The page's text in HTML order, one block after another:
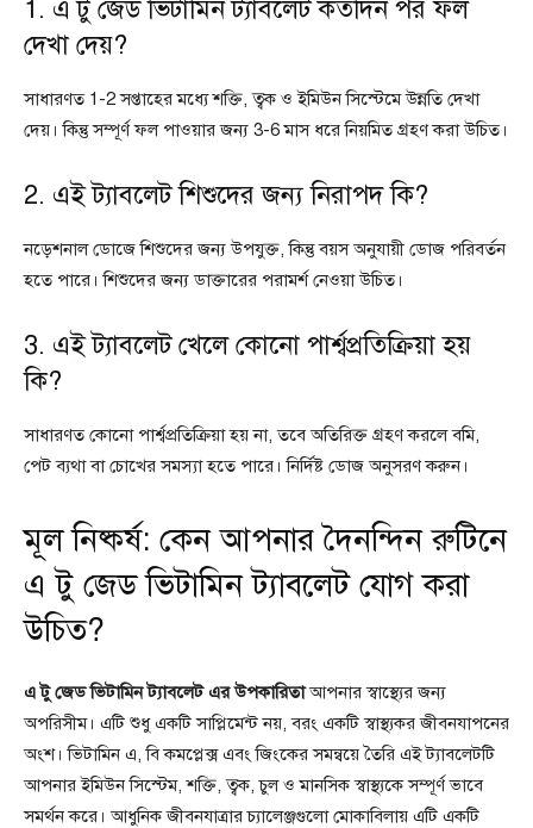
1. এ টু জেড ভিটামিন ট্যাবলেট কতদিন পর ফল
দেখা দেয়?
সাধারণত 1-2 সপ্তাহের মধ্যে শক্তি, ত্বক ও ইমিউন সিস্টেমে উন্নতি দেখা
দেয়। কিন্তু সম্পূর্ণ ফল পাওয়ার জন্য 3-6 মাস ধরে নিয়মিত গ্রহণ করা উচিত।
2. এই ট্যাবলেট শিশুদের জন্য নিরাপদ কি?
নড়েশনাল ডোজে শিশুদের জন্য উপযুক্ত, কিন্তু বয়স অনুযায়ী ডোজ পরিবর্তন
হতে পারে। শিশুদের জন্য ডাক্তারের পরামর্শ নেওয়া উচিত।
3. এই ট্যাবলেট খেলে কোনো পার্শ্বপ্রতিক্রিয়া হয়
কি?
সাধারণত কোনো পার্শ্বপ্রতিক্রিয়া হয় না, তবে অতিরিক্ত গ্রহণ করলে বমি,
পেট ব্যথা বা চোখের সমস্যা হতে পারে। নির্দিষ্ট ডোজ অনুসরণ করুন।
মূল নিষ্কর্ষ: কেন আপনার দৈনন্দিন রুটিনে
এ টু জেড ভিটামিন ট্যাবলেট যোগ করা
উচিত?
এ টু জেড ভিটামিন ট্যাবলেট এর উপকারিতাআপনার স্বাস্থ্যের জন্য
অপরিসীম। এটি শুধু একটি সাপ্লিমেন্ট নয়, বরং একটি স্বাস্থ্যকর জীবনযাপনের
অংশ। ভিটামিন এ, বি কমপ্লেক্স এবং জিংকের সমন্বয়ে তৈরি এই ট্যাবলেটটি
আপনার ইমিউন সিস্টেম, শক্তি, ত্বক, চুল ও মানসিক স্বাস্থ্যকে সম্পূর্ণ ভাবে
সমর্থন করে। আধুনিক জীবনযাত্রার চ্যালেঞ্জগুলো মোকাবিলায় এটি একটি